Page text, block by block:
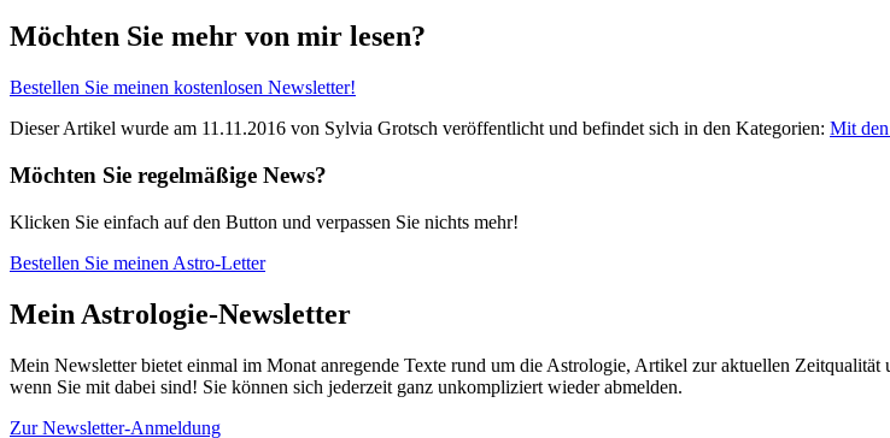
Möchten Sie mehr von mir lesen?
Bestellen Sie meinen kostenlosen Newsletter!
Dieser Artikel wurde am 11.11.2016 von Sylvia Grotsch veröffentlicht und befindet sich in den Kategorien: Mit den
Möchten Sie regelmäßige News?
Klicken Sie einfach auf den Button und verpassen Sie nichts mehr!
Bestellen Sie meinen Astro-Letter
Mein Astrologie-Newsletter
Mein Newsletter bietet einmal im Monat anregende Texte rund um die Astrologie, Artikel zur aktuellen
wenn Sie mit dabei sind! Sie können sich jederzeit ganz unkompliziert wieder abmelden.
Zur Newsletter-Anmeldung